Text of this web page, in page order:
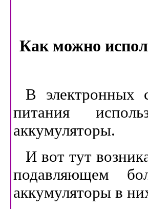
Как можно
В электронных
питания
аккумуляторы.
И вот тут
подавляющем
аккумуляторы в